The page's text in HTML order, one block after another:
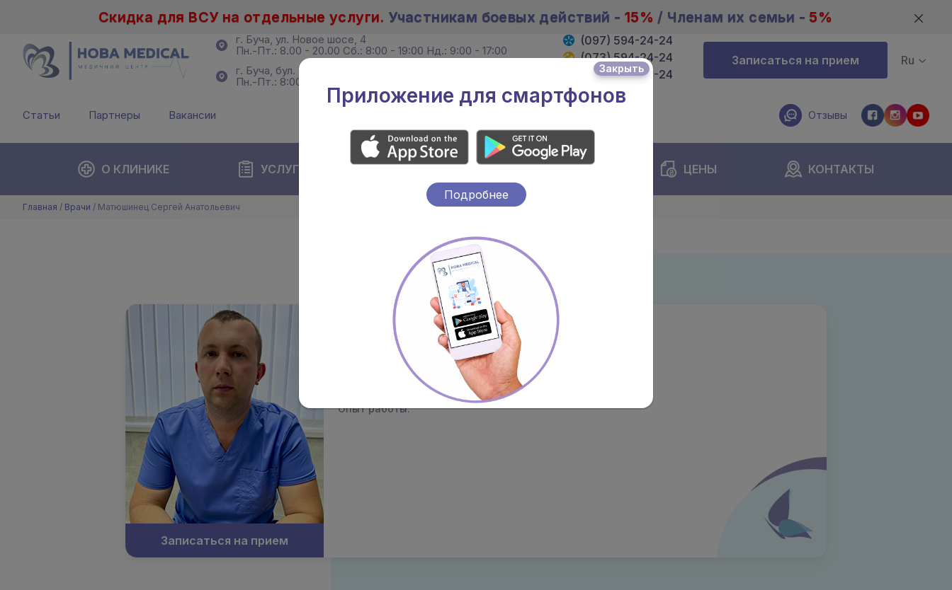
Скидка для ВСУ на отдельные услуги. Участникам боевых действий - 15% / Членам их семьи - 5%
г. Буча, ул. Новое шосе, 4
Пн.-Пт.: 8.00 - 20.00 Сб.: 8:00 - 19:00 Нд.: 9:00 - 17:00
г. Буча, бул. Б. Хмельницкого, 4
Пн.-Пт.: 8:00 - 19:00 Сб. 8:00 - 18:00 Вс.: выходной
(097) 594-24-24
(073) 594-24-24
(095) 594-24-24
Записаться на прием Ru
Статьи Партнеры Вакансии Отзывы
О КЛИНИКЕ УСЛУГИ ВРАЧИ АКЦИИ ЦЕНЫ КОНТАКТЫ
Главная / Врачи / Матюшинец Сергей Анатольевич
Записаться на прием
Матюшинец Сергей Анатольевич
высшая
Опыт работы:
Закрыть
Приложение для смартфонов
Подробнее